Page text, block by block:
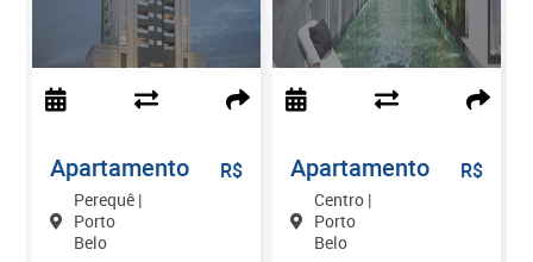
Apartamento
Perequê |
Porto
Belo
R$ Apartamento
Centro |
Porto
Belo
R$